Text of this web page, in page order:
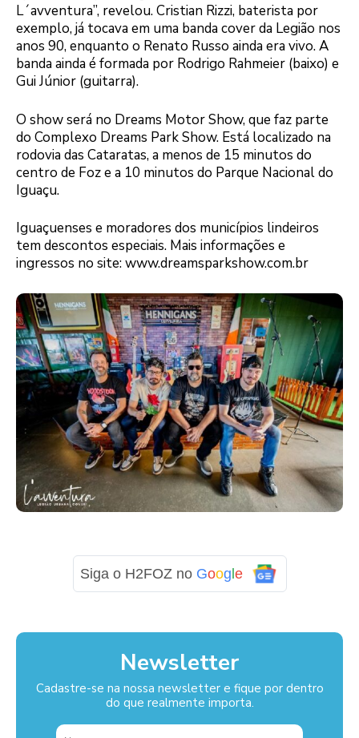
L´avventura”, revelou. Cristian Rizzi, baterista por
exemplo, já tocava em uma banda cover da Legião nos
anos 90, enquanto o Renato Russo ainda era vivo. A
banda ainda é formada por Rodrigo Rahmeier (baixo) e
Gui Júnior (guitarra).
O show será no Dreams Motor Show, que faz parte
do Complexo Dreams Park Show. Está localizado na
rodovia das Cataratas, a menos de 15 minutos do
centro de Foz e a 10 minutos do Parque Nacional do
Iguaçu.
Iguaçuenses e moradores dos municípios lindeiros
tem descontos especiais. Mais informações e
ingressos no site: www.dreamsparkshow.com.br
Siga o H2FOZ no Google
Newsletter
Cadastre-se na nossa newsletter e fique por dentro
do que realmente importa.